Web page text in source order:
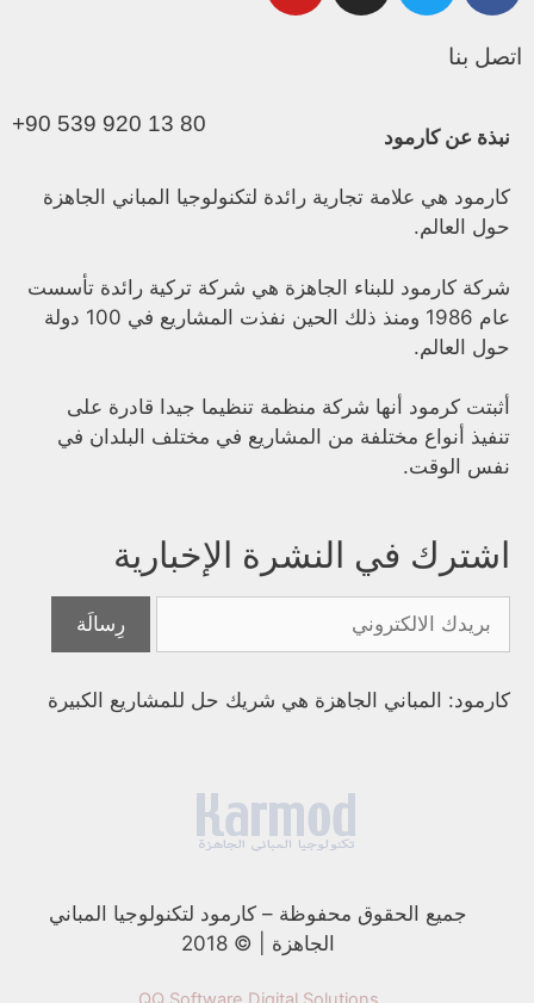
اتصل بنا
+90 539 920 13 80
نبذة عن كارمود
كارمود هي علامة تجارية رائدة لتكنولوجيا المباني الجاهزة
حول العالم.
شركة كارمود للبناء الجاهزة هي شركة تركية رائدة تأسست
عام 1986 ومنذ ذلك الحين نفذت المشاريع في 100 دولة
حول العالم.
أثبتت كرمود أنها شركة منظمة تنظيما جيدا قادرة على
تنفيذ أنواع مختلفة من المشاريع في مختلف البلدان في
نفس الوقت.
اشترك في النشرة الإخبارية
كارمود: المباني الجاهزة هي شريك حل للمشاريع الكبيرة
جميع الحقوق محفوظة –كارمود لتكنولوجيا المباني
الجاهزة | © 2018